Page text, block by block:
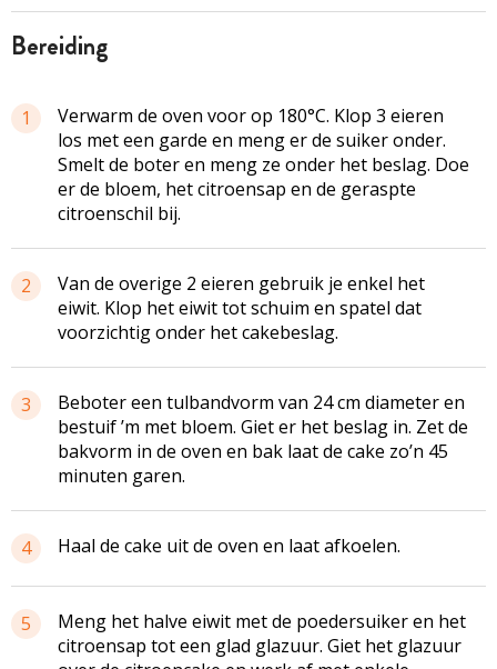
bereiding
1
Verwarm de oven voor op 180°C. Klop 3 eieren
los met een garde en meng er de suiker onder.
Smelt de boter en meng ze onder het beslag. Doe
er de bloem, het citroensap en de geraspte
citroenschil bij.
2
Van de overige 2 eieren gebruik je enkel het
eiwit. Klop het eiwit tot schuim en spatel dat
voorzichtig onder het cakebeslag.
3
Beboter een tulbandvorm van 24 cm diameter en
bestuif ’m met bloem. Giet er het beslag in. Zet de
bakvorm in de oven en bak laat de cake zo’n 45
minuten garen.
4 Haal de cake uit de oven en laat afkoelen.
5
Meng het halve eiwit met de poedersuiker en het
citroensap tot een glad glazuur. Giet het glazuur